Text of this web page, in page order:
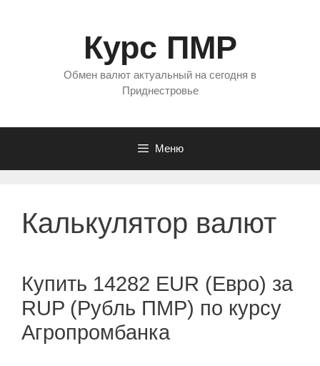
Курс ПМР
Обмен валют актуальный на сегодня в
Приднестровье
Меню
Калькулятор валют
Купить 14282 EUR (Евро) за
RUP (Рубль ПМР) по курсу
Агропромбанка